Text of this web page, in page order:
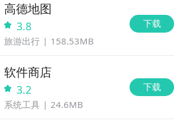
高德地图
3.8
旅游出行 158.53MB
下载
软件商店
3.2
系统工具 24.6MB
下载